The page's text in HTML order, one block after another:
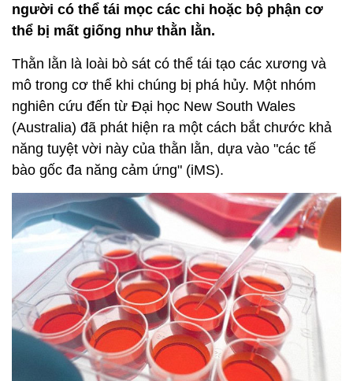
người có thể tái mọc các chi hoặc bộ phận cơ
thể bị mất giống như thằn lằn.
Thằn lằn là loài bò sát có thể tái tạo các xương và
mô trong cơ thể khi chúng bị phá hủy. Một nhóm
nghiên cứu đến từ Đại học New South Wales
(Australia) đã phát hiện ra một cách bắt chước khả
năng tuyệt vời này của thằn lằn, dựa vào "các tế
bào gốc đa năng cảm ứng" (iMS).